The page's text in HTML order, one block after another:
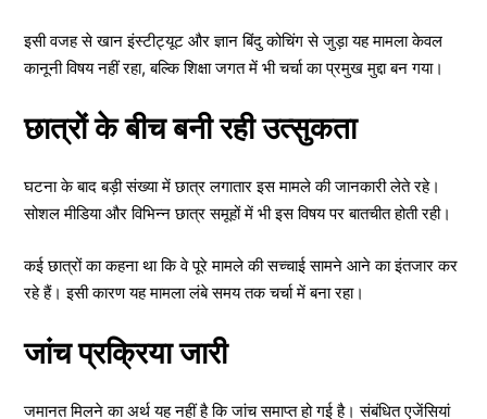
इसी वजह से खान इंस्टीट्यूट और ज्ञान बिंदु कोचिंग से जुड़ा यह मामला केवल
कानूनी विषय नहीं रहा, बल्कि शिक्षा जगत में भी चर्चा का प्रमुख मुद्दा बन गया।
छात्रों के बीच बनी रही उत्सुकता
घटना के बाद बड़ी संख्या में छात्र लगातार इस मामले की जानकारी लेते रहे।
सोशल मीडिया और विभिन्न छात्र समूहों में भी इस विषय पर बातचीत होती रही।
कई छात्रों का कहना था कि वे पूरे मामले की सच्चाई सामने आने का इंतजार कर
रहे हैं। इसी कारण यह मामला लंबे समय तक चर्चा में बना रहा।
जांच प्रक्रिया जारी
जमानत मिलने का अर्थ यह नहीं है कि जांच समाप्त हो गई है। संबंधित एजेंसियां